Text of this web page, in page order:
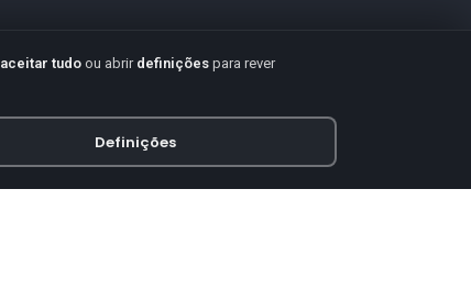
aceitar tudo ou abrir definições para rever
Definições